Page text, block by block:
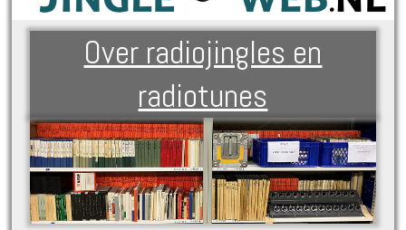
Over radiojingles en
radiotunes